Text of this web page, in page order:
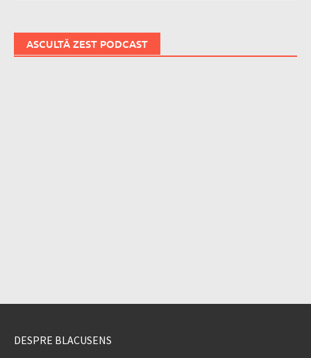
ASCULTĂ ZEST PODCAST
DESPRE BLACUSENS